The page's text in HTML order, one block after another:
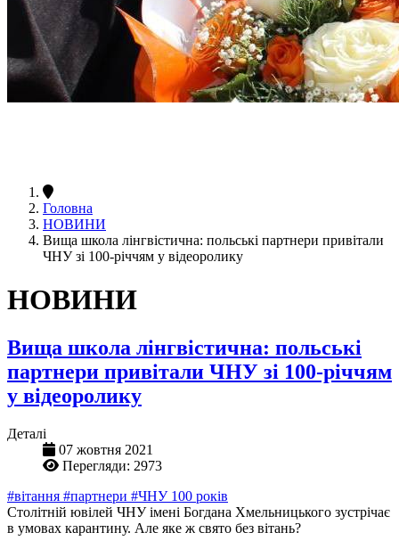
Головна
НОВИНИ
Вища школа лінгвістична: польські партнери привітали
ЧНУ зі 100-річчям у відеоролику
НОВИНИ
Вища школа лінгвістична: польські
партнери привітали ЧНУ зі 100-річчям
у відеоролику
Деталі
07 жовтня 2021
Перегляди: 2973
#вітання #партнери #ЧНУ 100 років
Столітній ювілей ЧНУ імені Богдана Хмельницького зустрічає
в умовах карантину. Але яке ж свято без вітань?